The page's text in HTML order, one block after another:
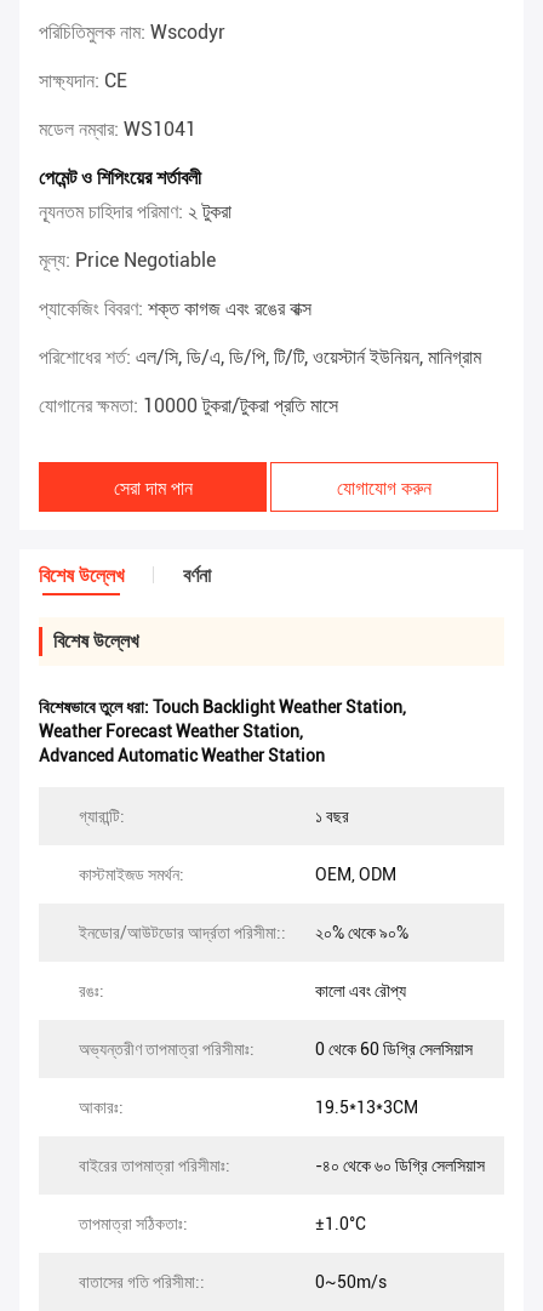
পরিচিতিমুলক নাম: Wscodyr
সাক্ষ্যদান: CE
মডেল নম্বার: WS1041
পেমেন্ট ও শিপিংয়ের শর্তাবলী
ন্যূনতম চাহিদার পরিমাণ: ২ টুকরা
মূল্য: Price Negotiable
প্যাকেজিং বিবরণ: শক্ত কাগজ এবং রঙের বাক্স
পরিশোধের শর্ত: এল/সি, ডি/এ, ডি/পি, টি/টি, ওয়েস্টার্ন ইউনিয়ন, মানিগ্রাম
যোগানের ক্ষমতা: 10000 টুকরা/টুকরা প্রতি মাসে
সেরা দাম পান যোগাযোগ করুন
বিশেষ উল্লেখ বর্ণনা
বিশেষ উল্লেখ
বিশেষভাবে তুলে ধরা: Touch Backlight Weather Station,
Weather Forecast Weather Station,
Advanced Automatic Weather Station
গ্যারান্টি: ১ বছর
কাস্টমাইজড সমর্থন: OEM, ODM
ইনডোর/আউটডোর আর্দ্রতা পরিসীমা:: ২০% থেকে ৯০%
রঙঃ: কালো এবং রৌপ্য
অভ্যন্তরীণ তাপমাত্রা পরিসীমাঃ: 0 থেকে 60 ডিগ্রি সেলসিয়াস
আকারঃ: 19.5*13*3CM
বাইরের তাপমাত্রা পরিসীমাঃ: -৪০ থেকে ৬০ ডিগ্রি সেলসিয়াস
তাপমাত্রা সঠিকতাঃ: ±1.0°C
বাতাসের গতি পরিসীমা:: 0~50m/s